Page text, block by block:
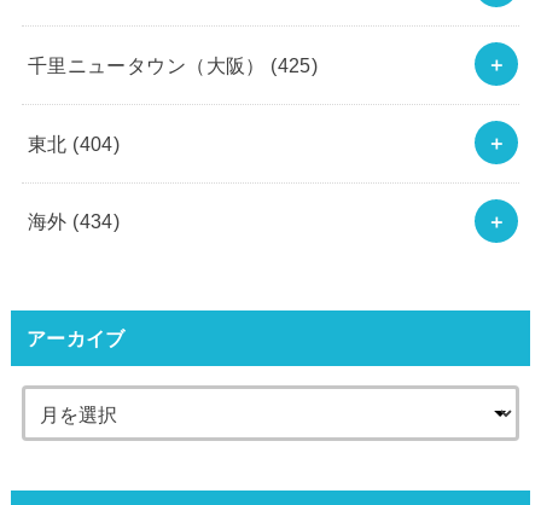
千里ニュータウン（大阪） (425)
東北 (404)
海外 (434)
アーカイブ